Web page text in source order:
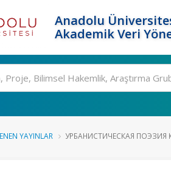
Anadolu
Akademik Veri
YAYINLAR УРБАНИСТИЧЕСКАЯ ПОЭЗИЯ